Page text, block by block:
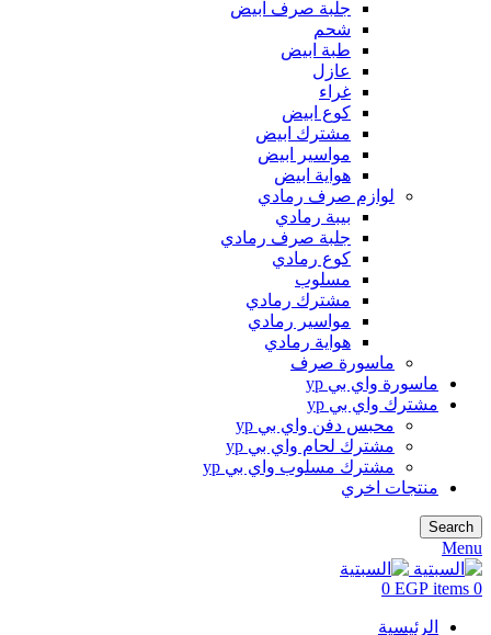
جلبة صرف ابيض
شحم
طبة ابيض
عازل
غراء
كوع ابيض
مشترك ابيض
مواسير ابيض
هواية ابيض
لوازم صرف رمادي
بيبة رمادي
جلبة صرف رمادي
كوع رمادي
مسلوب
مشترك رمادي
مواسير رمادي
هواية رمادي
ماسورة صرف
ماسورة واي بي yp
مشترك واي بي yp
محبس دفن واي بي yp
مشترك لحام واي بي yp
مشترك مسلوب واي بي yp
منتجات اخري
Search
Menu
0
items
0 EGP
الرئيسية